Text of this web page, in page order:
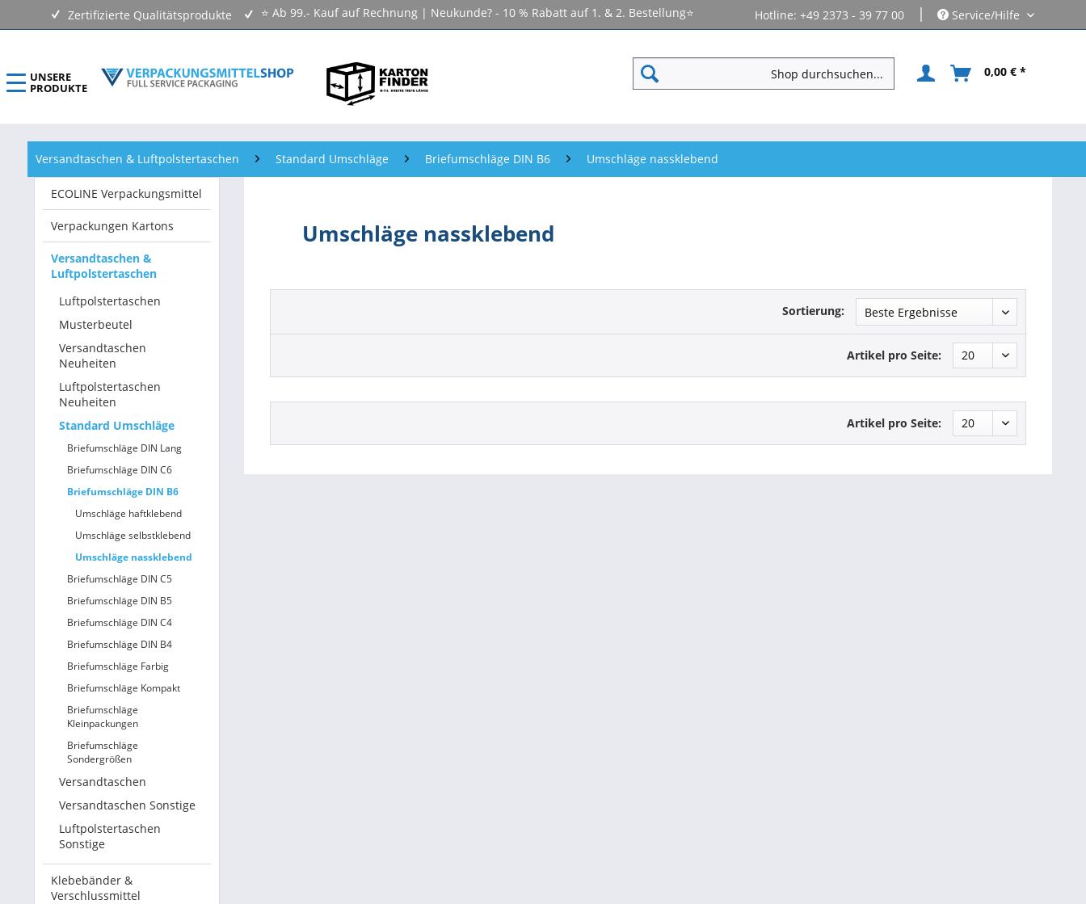
Zertifizierte Qualitätsprodukte ⭐ Ab 99.- Kauf auf Rechnung | Neukunde? - 10 % Rabatt auf 1. & 2. Bestellung⭐ Hotline: +49 2373 - 39 77 00 | Service/Hilfe
UNSERE
PRODUKTE
0,00 € *
ECOLINE Verpackungsmittel
Verpackungen Kartons
Versandtaschen & Luftpolstertaschen
Klebebänder & Verschlussmittel
Beutel & Folien
Verpackungsmaterial & Verpackungsmittel
Betriebsausstattung & Lagerausstattung
Tragetaschen & Geschenkverpackungen
Bürobedarf
Versandtaschen & Luftpolstertaschen Standard Umschläge Briefumschläge DIN B6 Umschläge nassklebend
ECOLINE Verpackungsmittel
Verpackungen Kartons
Versandtaschen &
Luftpolstertaschen
Luftpolstertaschen
Musterbeutel
Versandtaschen
Neuheiten
Luftpolstertaschen
Neuheiten
Standard Umschläge
Briefumschläge DIN Lang
Briefumschläge DIN C6
Briefumschläge DIN B6
Umschläge haftklebend
Umschläge selbstklebend
Umschläge nassklebend
Briefumschläge DIN C5
Briefumschläge DIN B5
Briefumschläge DIN C4
Briefumschläge DIN B4
Briefumschläge Farbig
Briefumschläge Kompakt
Briefumschläge
Kleinpackungen
Briefumschläge
Sondergrößen
Versandtaschen
Versandtaschen Sonstige
Luftpolstertaschen
Sonstige
Klebebänder &
Verschlussmittel
Umschläge nassklebend
Sortierung:
Artikel pro Seite:
Artikel pro Seite: